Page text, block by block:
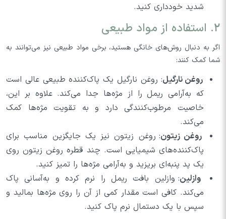
شدید خودداری کنید.
2. استفاده از مواد طبیعی
اگر به دنبال روش‌های خانگی هستید، برخی مواد طبیعی نیز می‌توانند به
شما کمک کنند:
روغن نارگیل: روغن نارگیل یک پاک‌کننده طبیعی عالی است
که به‌آرامی ریمل را از مژه‌ها جدا می‌کند. علاوه بر این،
خاصیت مرطوب‌کنندگی دارد و به تقویت مژه‌ها کمک
می‌کند.
روغن زیتون: روغن زیتون نیز یک جایگزین مناسب برای
پاک‌کننده‌های شیمیایی است. چند قطره روغن زیتون روی
یک پد پنبه‌ای بریزید و به‌آرامی مژه‌ها را تمیز کنید.
وازلین: وازلین بافت ریمل را نرم کرده و به‌آسانی پاک
می‌کند. کافی است مقدار کمی از آن را روی مژه‌ها بمالید و
سپس با یک دستمال نرم پاک کنید.